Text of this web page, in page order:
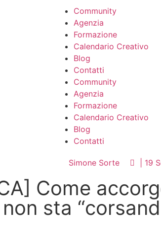
Community
Agenzia
Formazione
Calendario Creativo
Blog
Contatti
Community
Agenzia
Formazione
Calendario Creativo
Blog
Contatti
Simone Sorte 19
Come
sta